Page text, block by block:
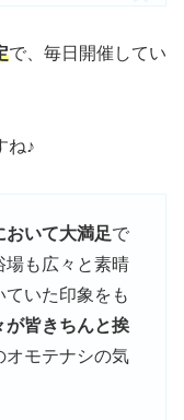
で、毎日開催してい
ね♪
おいて大満足で
場も広々と素晴
ていた印象をも
が皆きちんと挨
オモテナシの気